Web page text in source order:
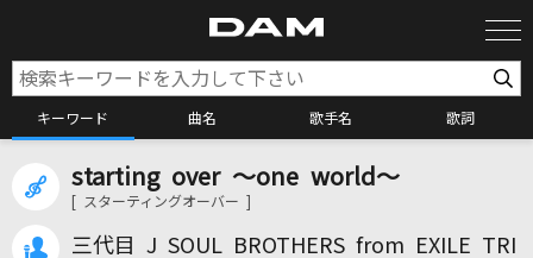
キーワード 曲名 歌手名 歌詞
カラオケ検索
starting over ～one world～
[ スターティングオーバー ]
三代目 J SOUL BROTHERS from EXILE TRI